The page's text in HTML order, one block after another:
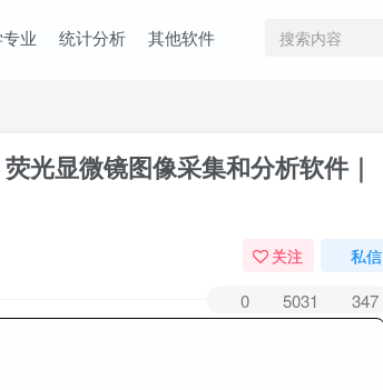
业 统计分析 其他软件
光显微镜图像采集和分析软件｜
关注 私信
0 5031 347